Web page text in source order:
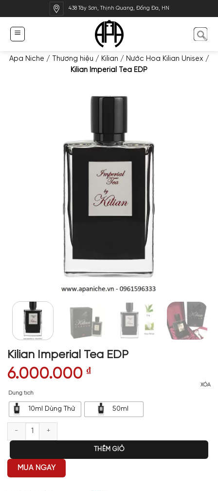
qua
dung
438 Tây Sơn, Thịnh Quang, Đống Đa, HN
Apa Niche / Thương hiệu / Kilian / Nước Hoa Kilian Unisex /
Kilian Imperial Tea EDP
Kilian Imperial Tea EDP
6.000.000 ₫
Dung tích
10ml Dùng Thử 50ml
XÓA
Kilian Imperial Tea EDP số lượng
THÊM GIỎ
MUA NGAY